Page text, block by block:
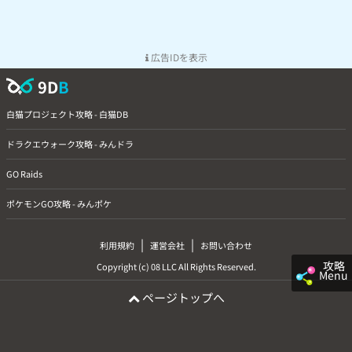
攻略
Menu
広告IDを表示
9DB
白猫プロジェクト攻略 - 白猫DB
ドラクエウォーク攻略 - みんドラ
GO Raids
ポケモンGO攻略 - みんポケ
利用規約 | 運営会社 |
お問い合わせ
Copyright (c) 08 LLC All Rights Reserved.
ページトップへ